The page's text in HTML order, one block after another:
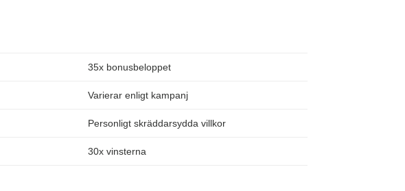
35x bonusbeloppet
Varierar enligt kampanj
Personligt skräddarsydda villkor
30x vinsterna